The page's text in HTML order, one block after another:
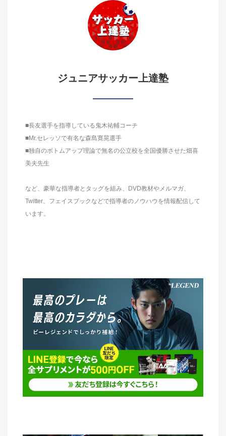
ジュニアサッカー上達塾
■長友選手を指導している鬼木祐輔コーチ
■Mr.セレッソで有名な森島寛晃選手
■独自のボトムアップ理論で無名の公立校を全国優勝させた畑喜
美夫先生
など、豪華な指導者とタッグを組み、DVD教材やメルマガ、
Twitter、フェイスブックなどで指導者のノウハウを情報配信して
います。